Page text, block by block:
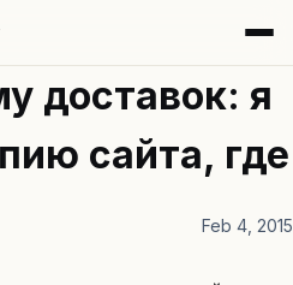
доставок: я
сайта, где
Feb 4, 2015